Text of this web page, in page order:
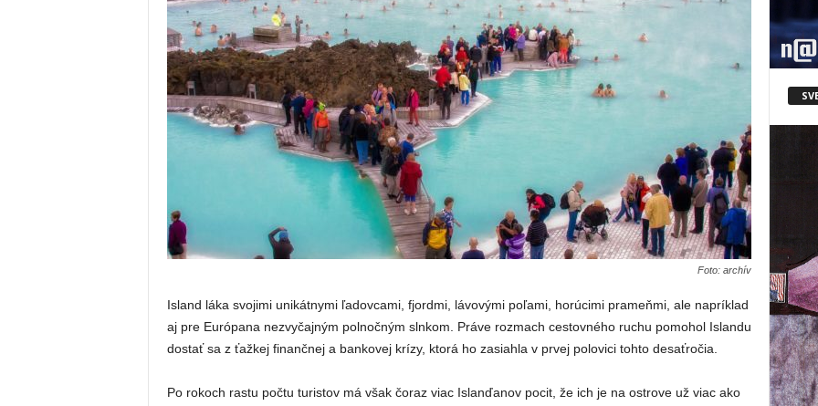
Foto: archív
Island láka svojimi unikátnymi ľadovcami, fjordmi, lávovými poľami, horúcimi prameňmi, ale napríklad
aj pre Európana nezvyčajným polnočným slnkom. Práve rozmach cestovného ruchu pomohol Islandu
dostať sa z ťažkej finančnej a bankovej krízy, ktorá ho zasiahla v prvej polovici tohto desaťročia.
Po rokoch rastu počtu turistov má však čoraz viac Islanďanov pocit, že ich je na ostrove už viac ako